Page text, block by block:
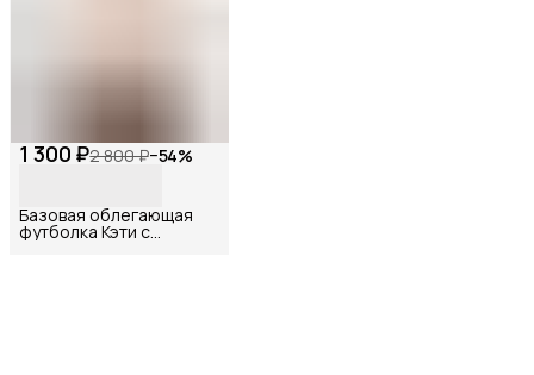
1 300 ₽2 800 ₽−54%
Базовая облегающая
футболка Кэти с
вышивкой